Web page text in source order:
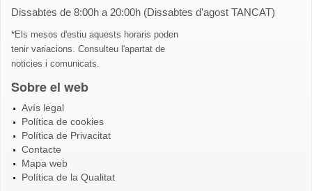
Dissabtes de 8:00h a 20:00h (Dissabtes d'agost TANCAT)
*Els mesos d'estiu aquests horaris poden
tenir variacions. Consulteu l'apartat de
noticies i comunicats.
Sobre el web
Avís legal
Política de cookies
Política de Privacitat
Contacte
Mapa web
Política de la Qualitat